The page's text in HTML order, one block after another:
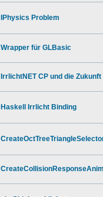
IPhysics Problem
Wrapper für GLBasic
IrrlichtNET CP und die Zukunft
Haskell Irrlicht Binding